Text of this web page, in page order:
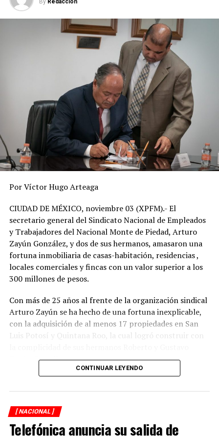
DESPUÉS
AMLO recibe, por fin, vacuna COVID de AstraZeneca
Covid va a la alza en 10 entidades del país
By Redaccion
Por Víctor Hugo Arteaga
CIUDAD DE MÉXICO, noviembre 03 (XPFM).- El
secretario general del Sindicato Nacional de Empleados
y Trabajadores del Nacional Monte de Piedad, Arturo
Zayún González, y dos de sus hermanos, amasaron una
fortuna inmobiliaria de casas-habitación, residencias ,
locales comerciales y fincas con un valor superior a los
300 millones de pesos.
Con más de 25 años al frente de la organización sindical
Arturo Zayún se ha hecho de una fortuna inexplicable,
con la adquisición de al menos 17 propiedades en San
Luis Potosí y Quintana Roo, la cual logró construir con
Zayún González.
descubrió que el líder gremial adquirió su red
inmobiliaria, en la mayoría de los casos, con pagos
realizados en efectivo y con una valuación menor del
verdadero costo de las propiedades que hoy forman
CONTINUAR LEYENDO
[ NACIONAL ]
Telefónica anuncia su salida de